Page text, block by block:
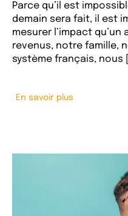
Parce qu’il est
demain sera fait, il est
mesurer l’impact
revenus, notre famille,
système français, nous
En savoir plus